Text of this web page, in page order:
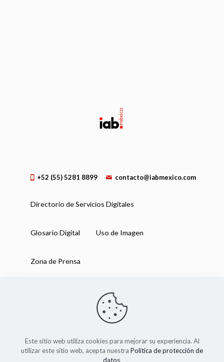
+52 (55) 5281 8899 contacto@iabmexico.com
Directorio de Servicios Digitales
Glosario Digital Uso de Imagen
Zona de Prensa
Este sitio web utiliza cookies para mejorar su experiencia. Al
utilizar este sitio web, acepta nuestra Política de protección de
datos.